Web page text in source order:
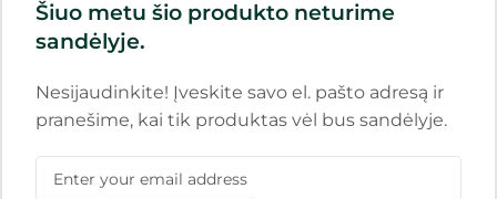
Šiuo metu šio produkto neturime
sandėlyje.
Nesijaudinkite! Įveskite savo el. pašto adresą ir
pranešime, kai tik produktas vėl bus sandėlyje.